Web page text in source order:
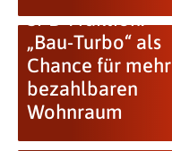
SPD-Fraktion:
„Bau-Turbo“ als
Chance für mehr
bezahlbaren
Wohnraum